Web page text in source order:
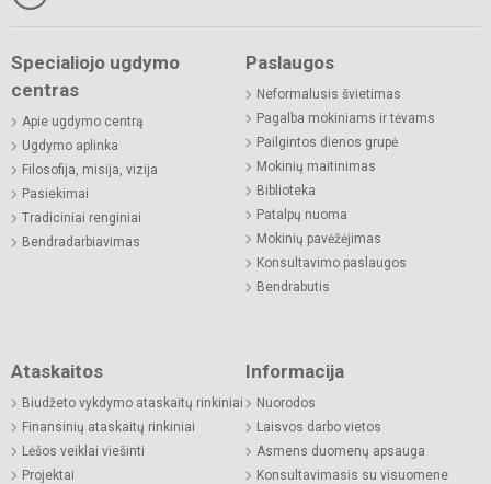
Specialiojo ugdymo
centras
Apie ugdymo centrą
Ugdymo aplinka
Filosofija, misija, vizija
Pasiekimai
Tradiciniai renginiai
Bendradarbiavimas
Paslaugos
Neformalusis švietimas
Pagalba mokiniams ir tėvams
Pailgintos dienos grupė
Mokinių maitinimas
Biblioteka
Patalpų nuoma
Mokinių pavėžėjimas
Konsultavimo paslaugos
Bendrabutis
Ataskaitos
Biudžeto vykdymo ataskaitų rinkiniai
Finansinių ataskaitų rinkiniai
Lėšos veiklai viešinti
Projektai
Informacija
Nuorodos
Laisvos darbo vietos
Asmens duomenų apsauga
Konsultavimasis su visuomene